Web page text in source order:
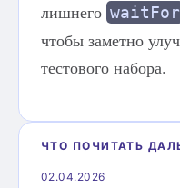
лишнего waitFor
чтобы заметно
тестового набора.
ЧТО ПОЧИТАТЬ
02.04.2026